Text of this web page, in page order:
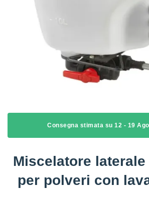
Consegna stimata su 12 - 19
Miscelatore
per polveri con